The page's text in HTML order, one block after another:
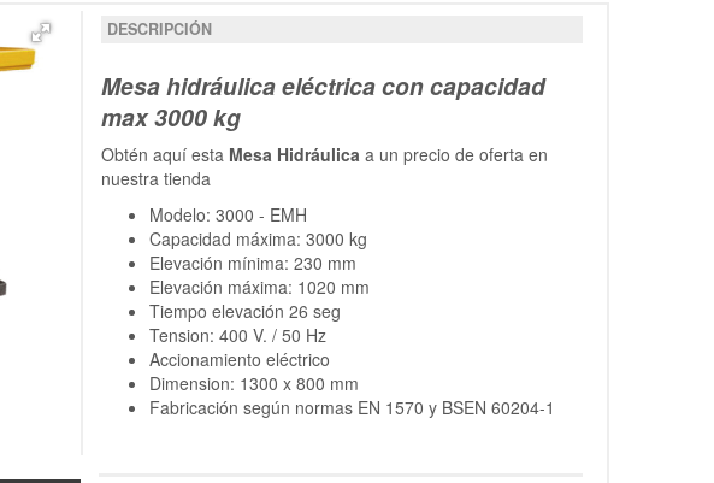
DESCRIPCIÓN
Mesa hidráulica eléctrica con capacidad
max 3000 kg
Obtén aquí esta Mesa Hidráulica a un precio de oferta en
nuestra tienda
Modelo: 3000 - EMH
Capacidad máxima: 3000 kg
Elevación mínima: 230 mm
Elevación máxima: 1020 mm
Tiempo elevación 26 seg
Tension: 400 V. / 50 Hz
Accionamiento eléctrico
Dimension: 1300 x 800 mm
Fabricación según normas EN 1570 y BSEN 60204-1